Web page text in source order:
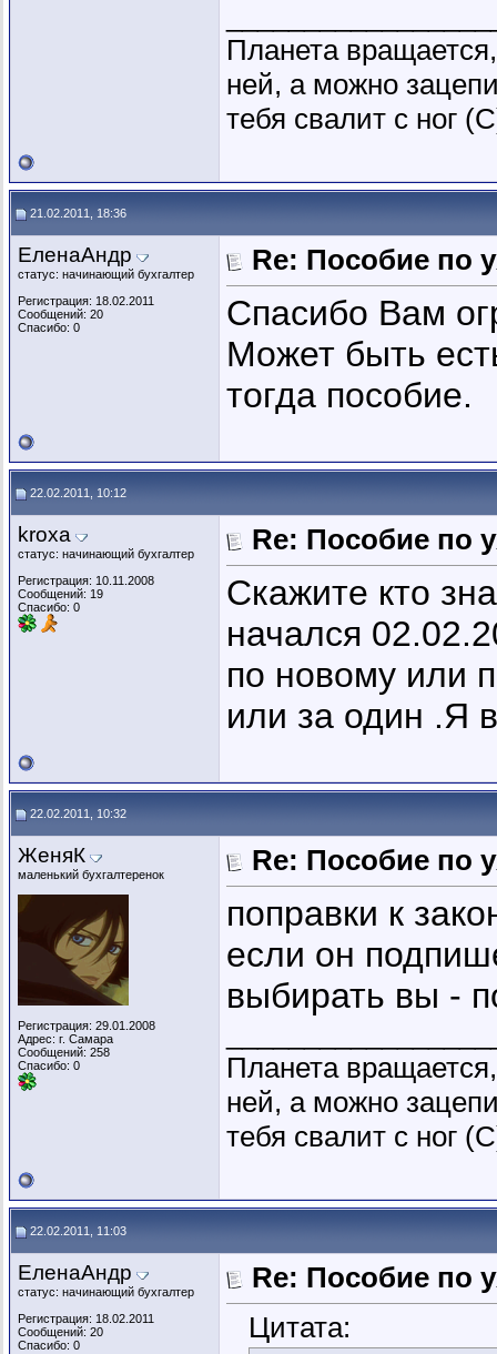
Планета
ней, а можно
тебя свалит с ног
21.02.2011, 18:36
ЕленаАндр
статус: начинающий бухгалтер
Регистрация: 18.02.2011
Сообщений: 20
Спасибо: 0
Re: Пособие по
Спасибо Вам
Может быть
тогда пособие.
22.02.2011, 10:12
kroxa
статус: начинающий бухгалтер
Регистрация: 10.11.2008
Сообщений: 19
Спасибо: 0
Re: Пособие по
Скажите кто
начался
по новому или
или за один .Я
22.02.2011, 10:32
ЖеняК
маленький бухгалтеренок
Регистрация: 29.01.2008
Адрес: г. Самара
Сообщений: 258
Спасибо: 0
Re: Пособие по
поправки к
если он
выбирать вы -
Планета
ней, а можно
тебя свалит с ног
22.02.2011, 11:03
ЕленаАндр
статус: начинающий бухгалтер
Регистрация: 18.02.2011
Сообщений: 20
Спасибо: 0
Re: Пособие по
Цитата: